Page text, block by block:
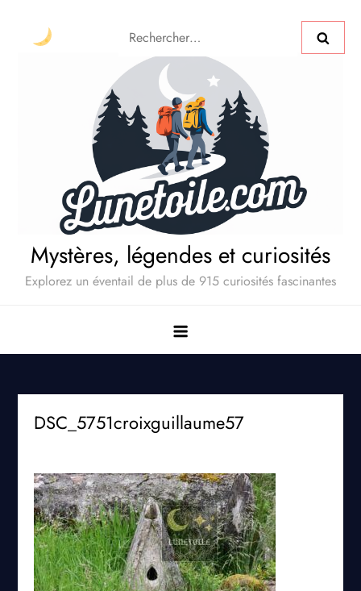
Mystères, légendes et curiosités
Explorez un éventail de plus de 915 curiosités fascinantes
DSC_5751croixguillaume57